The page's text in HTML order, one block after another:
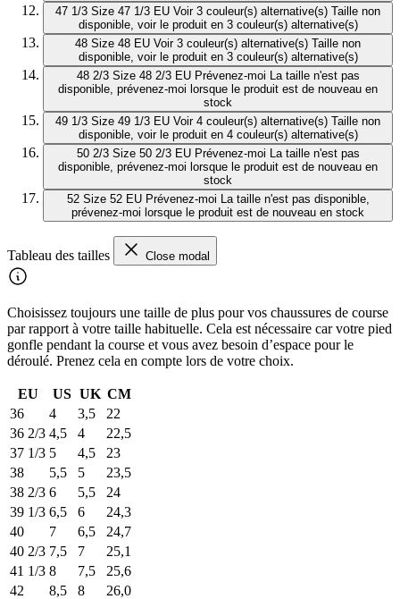
47 1/3 Size 47 1/3 EU Voir 3 couleur(s) alternative(s) Taille non
disponible, voir le produit en 3 couleur(s) alternative(s)
48 Size 48 EU Voir 3 couleur(s) alternative(s) Taille non
disponible, voir le produit en 3 couleur(s) alternative(s)
48 2/3 Size 48 2/3 EU Prévenez-moi La taille n'est pas
disponible, prévenez-moi lorsque le produit est de nouveau en
stock
49 1/3 Size 49 1/3 EU Voir 4 couleur(s) alternative(s) Taille non
disponible, voir le produit en 4 couleur(s) alternative(s)
50 2/3 Size 50 2/3 EU Prévenez-moi La taille n'est pas
disponible, prévenez-moi lorsque le produit est de nouveau en
stock
52 Size 52 EU Prévenez-moi La taille n'est pas disponible,
prévenez-moi lorsque le produit est de nouveau en stock
Tableau des tailles Close modal
Choisissez toujours une taille de plus pour vos chaussures de course
par rapport à votre taille habituelle. Cela est nécessaire car votre pied
gonfle pendant la course et vous avez besoin d’espace pour le
déroulé. Prenez cela en compte lors de votre choix.
EU US UK CM
36
4 3,5
22
36 2/3 4,5 4
22,5
37 1/3 5 4,5
23
38
5,5 5
23,5
38 2/3 6 5,5
24
39 1/3 6,5 6
24,3
40
7 6,5
24,7
40 2/3 7,5 7
25,1
41 1/3 8 7,5
25,6
42
8,5 8
26,0